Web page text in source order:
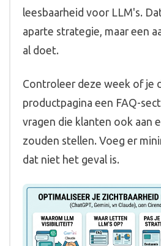
leesbaarheid voor LLM's.
aparte strategie, maar een
al doet.
Controleer deze week of je
productpagina een FAQ-
vragen die klanten ook aan
zouden stellen. Voeg er
dat niet het geval is.